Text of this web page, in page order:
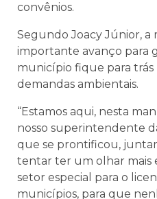
convênios.
Segundo Joacy Júnior,
importante avanço para
município fique para
demandas ambientais.
“Estamos aqui, nesta
nosso superintendente
que se prontificou,
tentar ter um olhar mais
setor especial para o
municípios, para que